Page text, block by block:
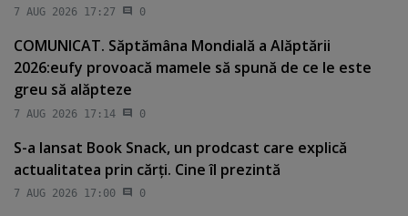
7 AUG 2026 17:27 0
COMUNICAT. Săptămâna Mondială a Alăptării
2026:eufy provoacă mamele să spună de ce le este
greu să alăpteze
7 AUG 2026 17:14 0
S-a lansat Book Snack, un prodcast care explică
actualitatea prin cărţi. Cine îl prezintă
7 AUG 2026 17:00 0